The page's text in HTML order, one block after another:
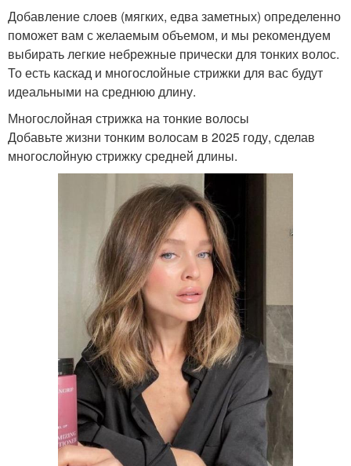
Добавление слоев (мягких, едва заметных) определенно
поможет вам с желаемым объемом, и мы рекомендуем
выбирать легкие небрежные прически для тонких волос.
То есть каскад и многослойные стрижки для вас будут
идеальными на среднюю длину.
Многослойная стрижка на тонкие волосы
Добавьте жизни тонким волосам в 2025 году, сделав
многослойную стрижку средней длины.